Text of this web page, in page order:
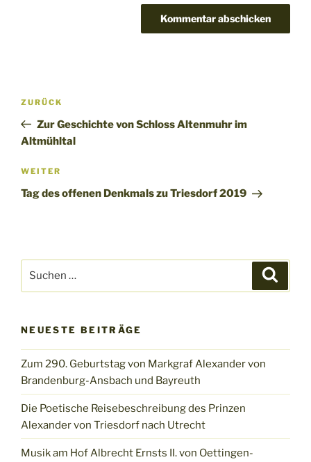
Beitragsnavigation
Vorheriger
Beitrag
ZURÜCK
Zur Geschichte von Schloss Altenmuhr im
Altmühltal
Nächster
Beitrag
WEITER
Tag des offenen Denkmals zu Triesdorf 2019
nach:
NEUESTE BEITRÄGE
Zum 290. Geburtstag von Markgraf Alexander von
Brandenburg-Ansbach und Bayreuth
Die Poetische Reisebeschreibung des Prinzen
Alexander von Triesdorf nach Utrecht
Musik am Hof Albrecht Ernsts II. von Oettingen-